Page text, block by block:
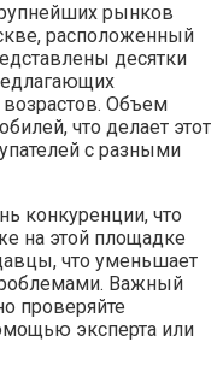
рынков
расположенный
десятки
Объем
что делает этот
с разными
конкуренции, что
на этой площадке
что уменьшает
Важный
проверяйте
эксперта или